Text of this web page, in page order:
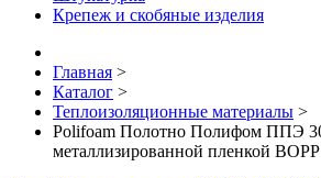
Крепеж и скобяные изделия
Главная >
Каталог >
Теплоизоляционные материалы >
Polifoam Полотно Полифом ППЭ
металлизированной пленкой ВОРР